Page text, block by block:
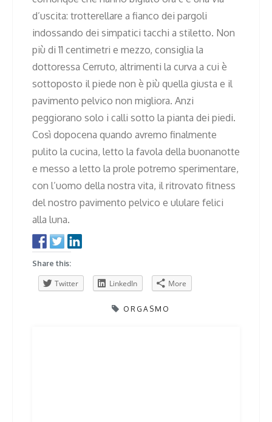
d’uscita: trotterellare a fianco dei pargoli
indossando dei simpatici tacchi a stiletto. Non
più di 11 centimetri e mezzo, consiglia la
dottoressa Cerruto, altrimenti la curva a cui è
sottoposto il piede non è più quella giusta e il
pavimento pelvico non migliora. Anzi
peggiorano solo i calli sotto la pianta dei piedi.
Così dopocena quando avremo finalmente
pulito la cucina, letto la favola della buonanotte
e messo a letto la prole potremo sperimentare,
con l’uomo della nostra vita, il ritrovato fitness
del nostro pavimento pelvico e ululare felici
alla luna.
Share this:
Twitter LinkedIn More
ORGASMO